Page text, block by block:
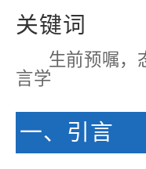
关键词
生前预嘱，
言学
一、引言